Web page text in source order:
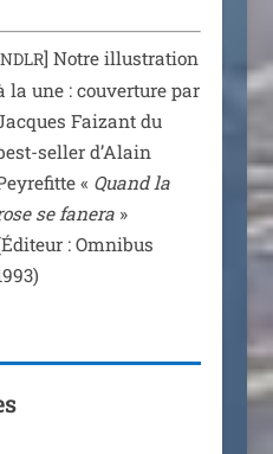
NDLR] Notre illus­tra­tion
la une : cou­ver­ture par
Faizant du
sel­ler d’Alain
« Quand la
se fane­ra»
: Omnibus